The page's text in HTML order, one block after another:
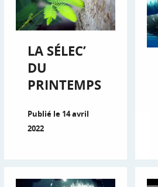
LA SÉLEC’
DU
PRINTEMPS
Publié le 14 avril
2022